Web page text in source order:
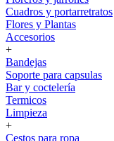
Cuadros y portarretratos
Flores y Plantas
Accesorios
+
Bandejas
Soporte para capsulas
Bar y coctelería
Termicos
Limpieza
+
Cestos para ropa